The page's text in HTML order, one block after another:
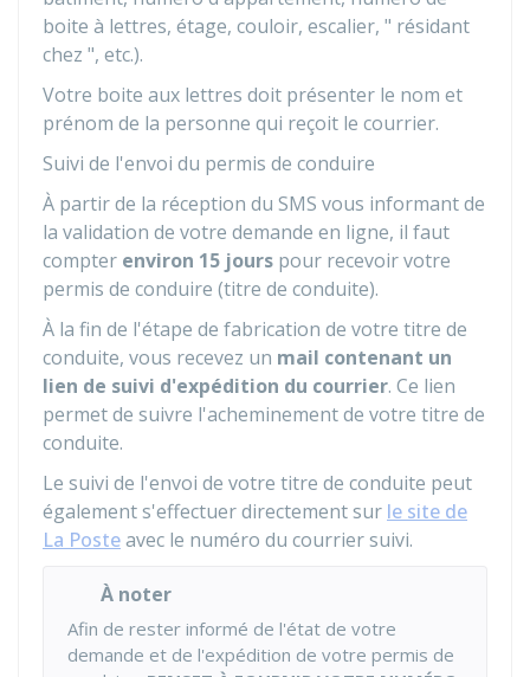
boite à lettres, étage, couloir, escalier, " résidant
chez ", etc.).
Votre boite aux lettres doit présenter le nom et
prénom de la personne qui reçoit le courrier.
Suivi de l'envoi du permis de conduire
À partir de la réception du SMS vous informant de
la validation de votre demande en ligne, il faut
compter environ 15 jours pour recevoir votre
permis de conduire (titre de conduite).
À la fin de l'étape de fabrication de votre titre de
conduite, vous recevez un mail contenant un
lien de suivi d'expédition du courrier. Ce lien
permet de suivre l'acheminement de votre titre de
conduite.
Le suivi de l'envoi de votre titre de conduite peut
également s'effectuer directement sur le site de
La Posteavec le numéro du courrier suivi.
À noter
Afin de rester informé de l'état de votre
demande et de l'expédition de votre permis de